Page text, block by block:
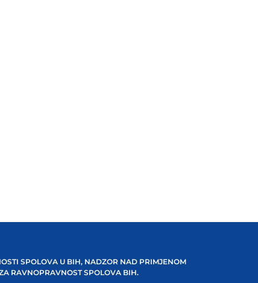
SPOLOVA U BIH, NADZOR NAD PRIMJENOM
RAVNOPRAVNOST SPOLOVA BIH.